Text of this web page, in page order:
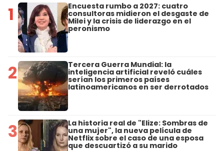
1 Encuesta rumbo a 2027: cuatro
consultoras midieron el desgaste de
Milei y la crisis de liderazgo en el
peronismo
2 Tercera Guerra Mundial: la
inteligencia artificial reveló cuáles
serían los primeros países
latinoamericanos en ser derrotados
3 La historia real de "Elize: Sombras de
una mujer", la nueva película de
Netflix sobre el caso de una esposa
que descuartizó a su marido